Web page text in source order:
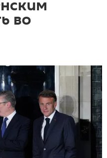
во